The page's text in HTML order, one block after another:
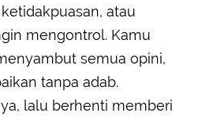
atau
mengontrol. Kamu
semua opini,
tanpa adab.
lalu berhenti memberi